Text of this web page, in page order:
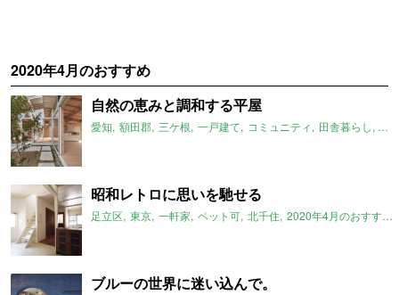
2020年4月のおすすめ
自然の恵みと調和する平屋
愛知 額田郡 三ケ根 一戸建て コミュニティ 田舎暮らし 平
昭和レトロに思いを馳せる
足立区 東京 一軒家 ペット可 北千住 2020年4月のおすすめ
ブルーの世界に迷い込んで。